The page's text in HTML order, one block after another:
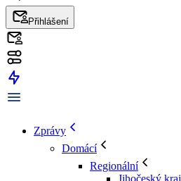
Přihlášení
Zprávy
Domácí
Regionální
Jihočeský kraj